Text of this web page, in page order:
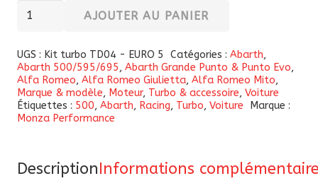
quantité
Kit
complet
turbo
Mitsubishi
Abarth
AJOUTER AU PANIER
UGS : Kit turbo TD04 - EURO 5 Catégories : Abarth,
Abarth 500/595/695, Abarth Grande Punto & Punto Evo,
Alfa Romeo, Alfa Romeo Giulietta, Alfa Romeo Mito,
Marque & modèle, Moteur, Turbo & accessoire, Voiture
Étiquettes : 500, Abarth, Racing, Turbo, Voiture
Marque :
Monza Performance
DescriptionInformations